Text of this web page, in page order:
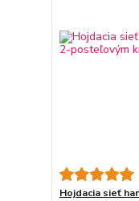
Hojdacia sieť